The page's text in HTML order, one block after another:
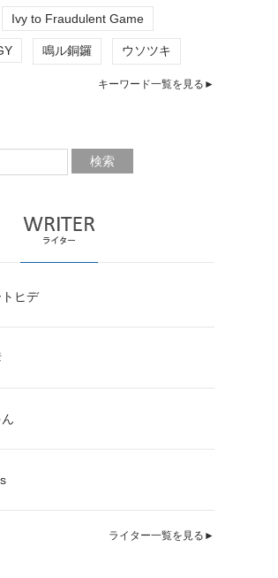
Ivy to Fraudulent Game
鳴ル銅鑼 ウソツキ
キーワード一覧を見る►
ヒデ
ライター一覧を見る►